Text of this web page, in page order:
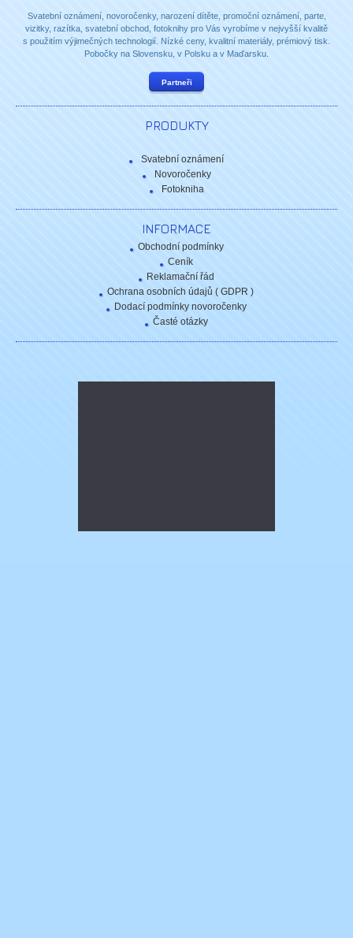
Svatební oznámení, novoročenky, narození dítěte, promoční oznámení, parte,
vizitky, razítka, svatební obchod, fotoknihy pro Vás vyrobíme v nejvyšší kvalitě
s použitím výjimečných technologií. Nízké ceny, kvalitní materiály, prémiový tisk.
Pobočky na Slovensku, v Polsku a v Maďarsku.
Partneři
PRODUKTY
Svatební oznámení
Novoročenky
Fotokniha
INFORMACE
Obchodní podmínky
Ceník
Reklamační řád
Ochrana osobních údajů ( GDPR )
Dodací podmínky novoročenky
Časté otázky